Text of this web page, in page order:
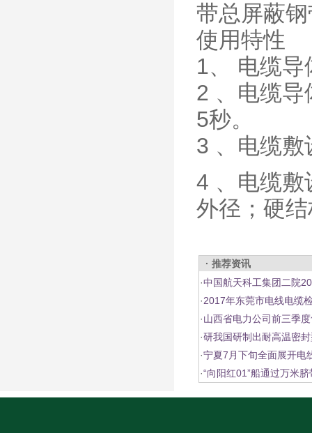
带总屏蔽
使用特性
1、 电缆
2 、电缆
5秒。
3 、电缆
4 、电缆敷
外径；硬
· 推荐资讯
·中国航天科工集团二院
·2017年东莞市电线电缆
·山西省电力公司前三季
·研我国研制出耐高温密
·宁夏7月下旬全面展开电
·“向阳红01”船通过万米